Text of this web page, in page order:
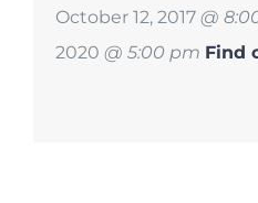
October 12, 2017 @
2020 @ 5:00 pm Find